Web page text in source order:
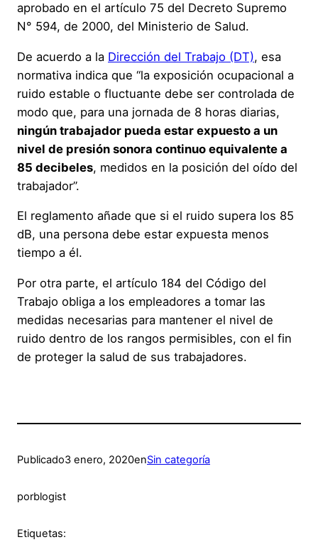
aprobado en el artículo 75 del Decreto Supremo
N° 594, de 2000, del Ministerio de Salud.
De acuerdo a la Dirección del Trabajo (DT), esa
normativa indica que “la exposición ocupacional a
ruido estable o fluctuante debe ser controlada de
modo que, para una jornada de 8 horas diarias,
ningún trabajador pueda estar expuesto a un
nivel de presión sonora continuo equivalente a
85 decibeles, medidos en la posición del oído del
trabajador”.
El reglamento añade que si el ruido supera los 85
dB, una persona debe estar expuesta menos
tiempo a él.
Por otra parte, el artículo 184 del Código del
Trabajo obliga a los empleadores a tomar las
medidas necesarias para mantener el nivel de
ruido dentro de los rangos permisibles, con el fin
de proteger la salud de sus trabajadores.
Publicado3 enero, 2020enSin categoría
porblogist
Etiquetas: